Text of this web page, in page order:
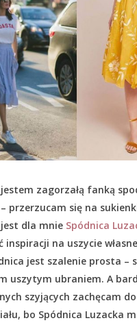
zagorzałą fanką
przerzucam się na
dla mnie Spódnica
inspiracji na uszycie
jest szalenie prosta –
uszytym ubraniem. A
szyjących zachęcam
bo Spódnica Luzacka